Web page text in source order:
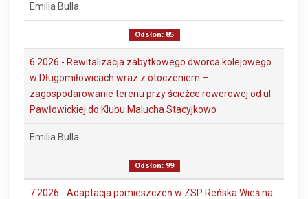
Emilia Bulla
Odsłon: 85
6.2026 - Rewitalizacja zabytkowego dworca kolejowego
w Długomiłowicach wraz z otoczeniem –
zagospodarowanie terenu przy ścieżce rowerowej od ul.
Pawłowickiej do Klubu Malucha Stacyjkowo
Emilia Bulla
Odsłon: 99
7.2026 - Adaptacja pomieszczeń w ZSP Reńska Wieś na